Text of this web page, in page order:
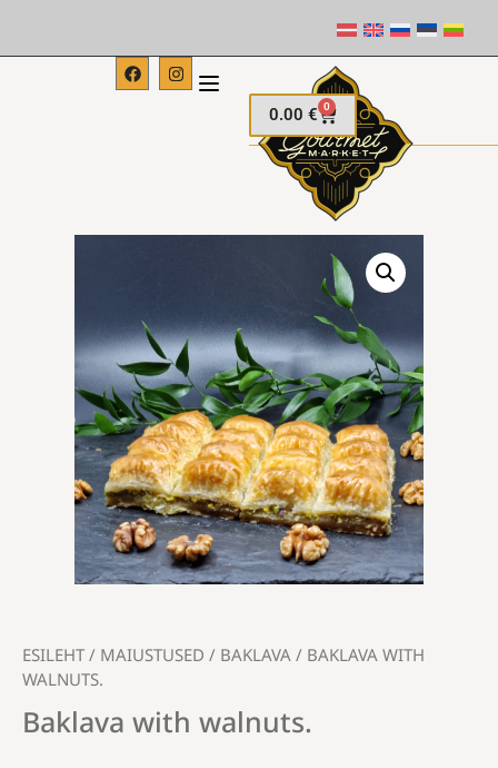
0.00 € 0
ESILEHT / MAIUSTUSED / BAKLAVA / BAKLAVA WITH
WALNUTS.
Baklava with walnuts.